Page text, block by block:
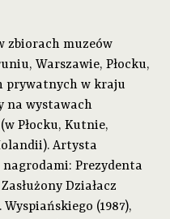
zbiorach muzeów
Warszawie, Płocku,
prywatnych w kraju
na wystawach
Płocku, Kutnie,
Artysta
Prezydenta
Działacz
(1987),